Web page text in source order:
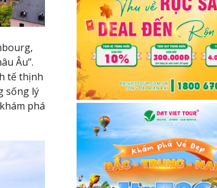
Âu”.
tế thịnh
sống lý
phá